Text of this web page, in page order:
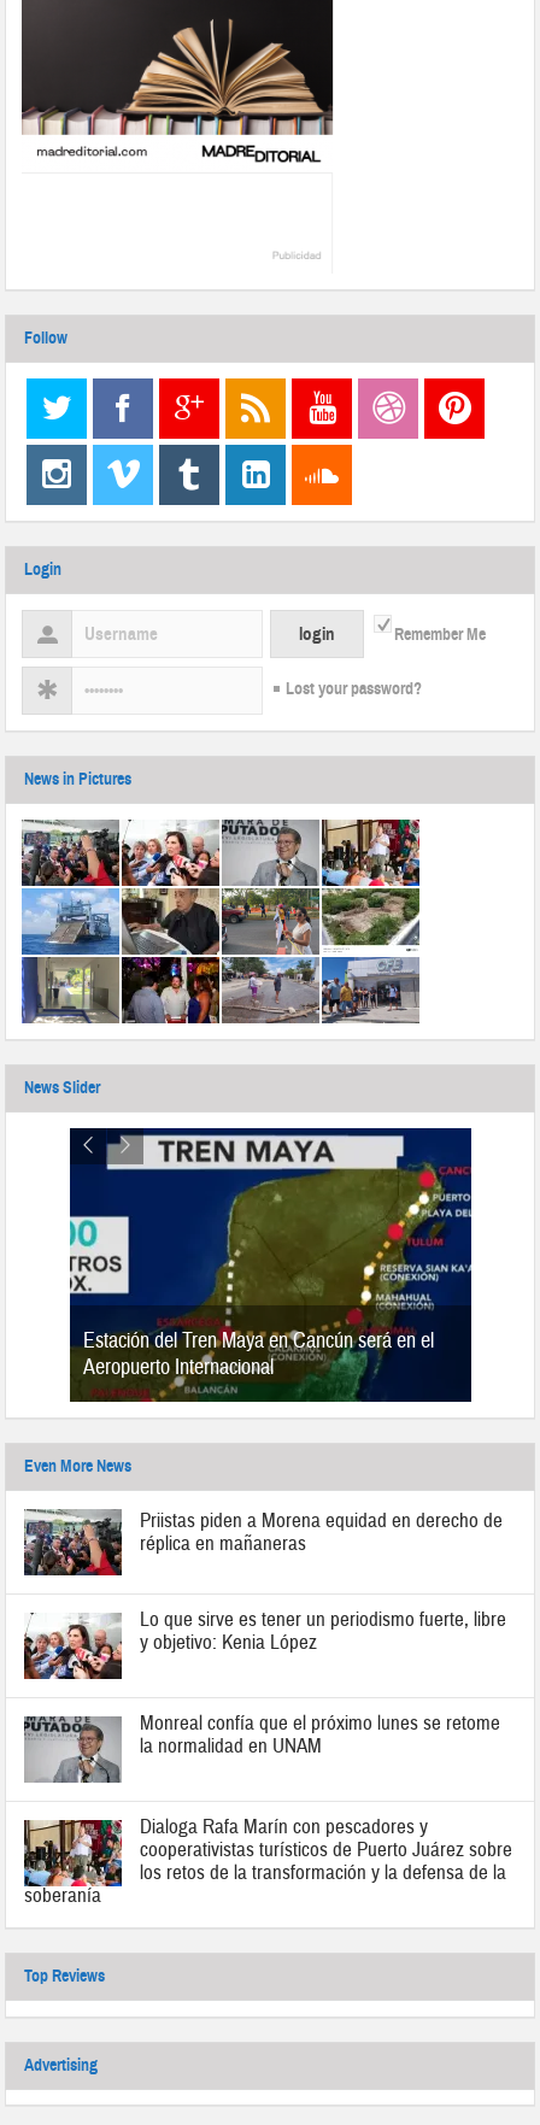
Follow
Login
Remember Me
Lost your password?
News in Pictures
News Slider
Estación del Tren Maya en Cancún será en el
Aeropuerto Internacional
Even More News
Priistas piden a Morena equidad en derecho de
réplica en mañaneras
Lo que sirve es tener un periodismo fuerte, libre
y objetivo: Kenia López
Monreal confía que el próximo lunes se retome
la normalidad en UNAM
Dialoga Rafa Marín con pescadores y
cooperativistas turísticos de Puerto Juárez sobre
los retos de la transformación y la defensa de la
soberanía
Top Reviews
Advertising